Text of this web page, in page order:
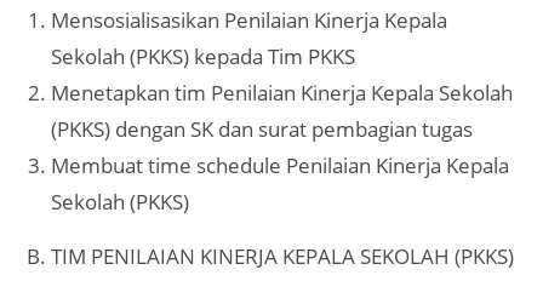
Mensosialisasikan Penilaian Kinerja Kepala
Sekolah (PKKS) kepada Tim PKKS
Menetapkan tim Penilaian Kinerja Kepala Sekolah
(PKKS) dengan SK dan surat pembagian tugas
Membuat time schedule Penilaian Kinerja Kepala
Sekolah (PKKS)
B. TIM PENILAIAN KINERJA KEPALA SEKOLAH (PKKS)